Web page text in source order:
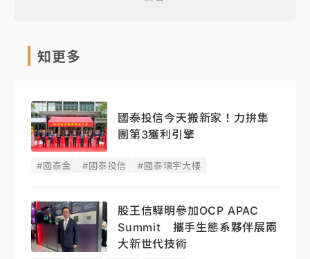
知更多
國泰投信今天搬新家！力拚集
團第3獲利引擎
#國泰金 #國泰投信 #國泰環宇大樓
股王信驊明參加OCP APAC
Summit 攜手生態系夥伴展兩
大新世代技術